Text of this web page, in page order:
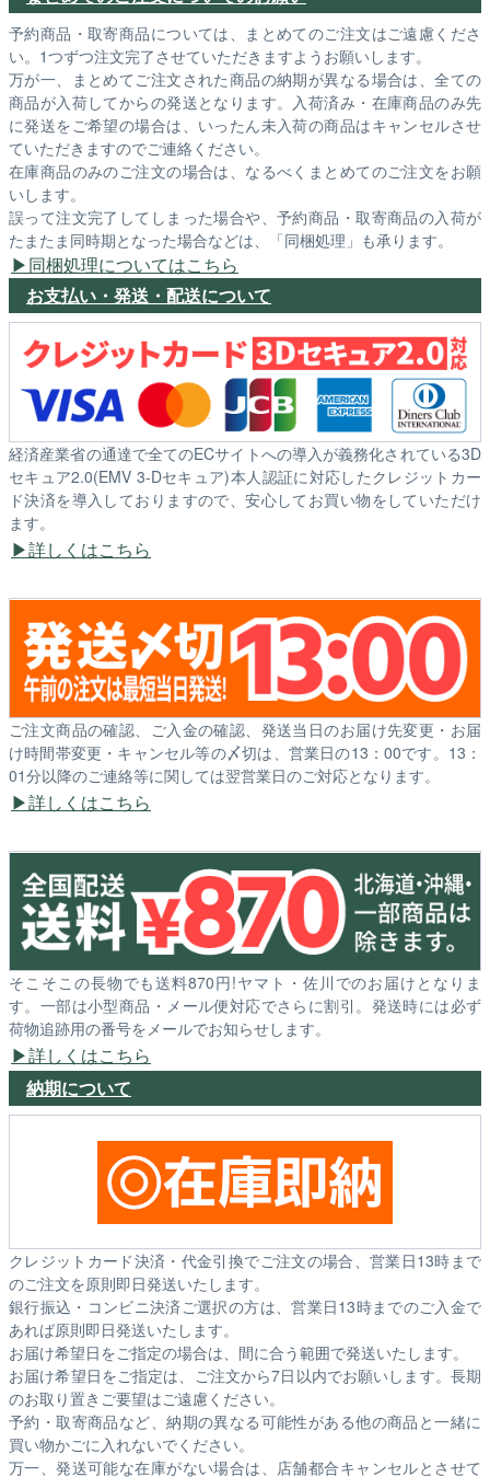
予約商品・取寄商品については、まとめてのご注文はご遠慮くださ
い。1つずつ注文完了させていただきますようお願いします。
万が一、まとめてご注文された商品の納期が異なる場合は、全ての
商品が入荷してからの発送となります。入荷済み・在庫商品のみ先
に発送をご希望の場合は、いったん未入荷の商品はキャンセルさせ
ていただきますのでご連絡ください。
在庫商品のみのご注文の場合は、なるべくまとめてのご注文をお願
いします。
誤って注文完了してしまった場合や、予約商品・取寄商品の入荷が
たまたま同時期となった場合などは、「同梱処理」も承ります。
同梱処理についてはこちら
お支払い・発送・配送について
経済産業省の通達で全てのECサイトへの導入が義務化されている3D
セキュア2.0(EMV 3-Dセキュア)本人認証に対応したクレジットカー
ド決済を導入しておりますので、安心してお買い物をしていただけ
ます。
詳しくはこちら
ご注文商品の確認、ご入金の確認、発送当日のお届け先変更・お届
け時間帯変更・キャンセル等の〆切は、営業日の13：00です。13：
01分以降のご連絡等に関しては翌営業日のご対応となります。
詳しくはこちら
そこそこの長物でも送料870円!ヤマト・佐川でのお届けとなりま
す。一部は小型商品・メール便対応でさらに割引。発送時には必ず
荷物追跡用の番号をメールでお知らせします。
詳しくはこちら
納期について
クレジットカード決済・代金引換でご注文の場合、営業日13時まで
のご注文を原則即日発送いたします。
銀行振込・コンビニ決済ご選択の方は、営業日13時までのご入金で
あれば原則即日発送いたします。
お届け希望日をご指定の場合は、間に合う範囲で発送いたします。
お届け希望日をご指定は、ご注文から7日以内でお願いします。長期
のお取り置きご要望はご遠慮ください。
予約・取寄商品など、納期の異なる可能性がある他の商品と一緒に
買い物かごに入れないでください。
万一、発送可能な在庫がない場合は、店舗都合キャンセルとさせて